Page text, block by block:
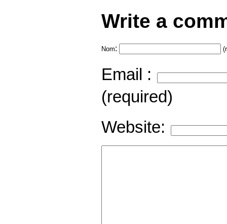
Write a
Nom:
Email :
(required)
Website: